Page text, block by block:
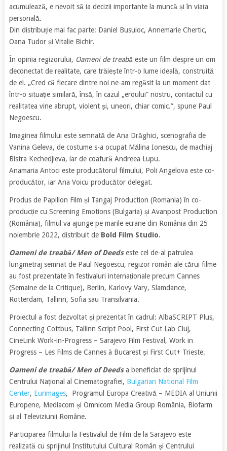
acumulează, e nevoit să ia decizii importante la muncă și în viața
personală.
Din distribuție mai fac parte: Daniel Busuioc, Annemarie Chertic,
Oana Tudor și Vitalie Bichir.
În opinia regizorului, Oameni de treabă este un film despre un om
deconectat de realitate, care trăiește într-o lume ideală, construită
de el. „Cred că fiecare dintre noi ne-am regăsit la un moment dat
într-o situație similară, însă, în cazul „eroului” nostru, contactul cu
realitatea vine abrupt, violent și, uneori, chiar comic.”, spune Paul
Negoescu.
Imaginea filmului este semnată de Ana Drăghici, scenografia de
Vanina Geleva, de costume s-a ocupat Mălina Ionescu, de machiaj
Bistra Kechedjieva, iar de coafură Andreea Lupu.
Anamaria Antoci este producătorul filmului, Poli Angelova este co-
producător, iar Ana Voicu producător delegat.
Produs de Papillon Film și Tangaj Production (Romania) în co-
producție cu Screening Emotions (Bulgaria) și Avanpost Production
(România), filmul va ajunge pe marile ecrane din România din 25
noiembrie 2022, distribuit de Bold Film Studio.
Oameni de treabă/ Men of Deedseste cel de-al patrulea
lungmetraj semnat de Paul Negoescu, regizor român ale cărui filme
au fost prezentate în festivaluri internaționale precum Cannes
(Semaine de la Critique), Berlin, Karlovy Vary, Slamdance,
Rotterdam, Tallinn, Sofia sau Transilvania.
Proiectul a fost dezvoltat și prezentat în cadrul: AlbaSCRIPT Plus,
Connecting Cottbus, Tallinn Script Pool, First Cut Lab Cluj,
CineLink Work-in-Progress – Sarajevo Film Festival, Work in
Progress – Les Films de Cannes à Bucarest și First Cut+ Trieste.
Oameni de treabă/ Men of Deedsa beneficiat de sprijinul
Centrului Național al Cinematografiei, Bulgarian National Film
Center, Eurimages, Programul Europa Creativă – MEDIA al Uniunii
Europene, Mediacom și Omnicom Media Group România, Biofarm
și al Televiziunii Române.
Participarea filmului la Festivalul de Film de la Sarajevo este
realizată cu sprijinul Institutului Cultural Român și Centrului